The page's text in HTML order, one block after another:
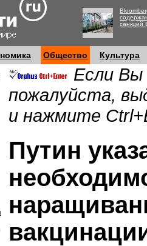
санкций
Общество Культура
Если Вы
пожалуйста,
и нажмите
Путин